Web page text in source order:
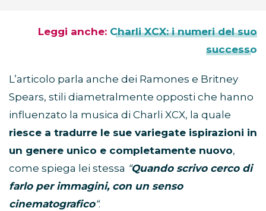
Leggi anche: Charli XCX: i numeri del suo
successo
L’articolo parla anche dei Ramones e Britney
Spears, stili diametralmente opposti che hanno
influenzato la musica di Charli XCX, la quale
riesce a tradurre le sue variegate ispirazioni in
un genere unico e completamente nuovo,
come spiega lei stessa “Quando scrivo cerco di
farlo per immagini, con un senso
cinematografico“.